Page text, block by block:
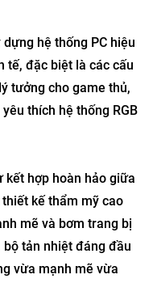
hệ thống PC hiệu
tế, đặc biệt là các cấu
tưởng cho game thủ,
thích hệ thống RGB
kết hợp hoàn hảo giữa
kế thẩm mỹ cao
mẽ và bơm trang bị
tản nhiệt đáng đầu
vừa mạnh mẽ vừa